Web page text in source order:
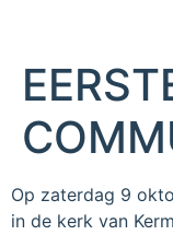
Op zaterdag 9
in de kerk van